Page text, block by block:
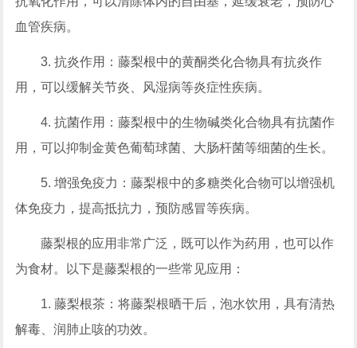
血管疾病。
3. 抗炎作用：藤梨根中的黄酮类化合物具有抗炎作
用，可以缓解关节炎、风湿病等炎症性疾病。
4. 抗菌作用：藤梨根中的生物碱类化合物具有抗菌作
用，可以抑制金黄色葡萄球菌、大肠杆菌等细菌的生长。
5. 增强免疫力：藤梨根中的多糖类化合物可以增强机
体免疫力，提高抵抗力，预防感冒等疾病。
藤梨根的应用非常广泛，既可以作为药用，也可以作
为食材。以下是藤梨根的一些常见应用：
1. 藤梨根茶：将藤梨根晒干后，泡水饮用，具有清热
解毒、润肺止咳的功效。